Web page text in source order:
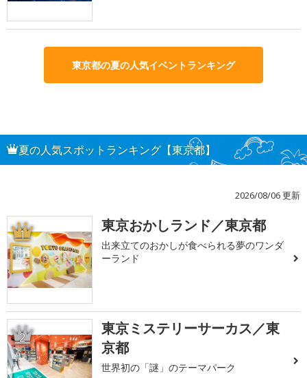
東京都の夏の人気イベントランキング
夏の人気スポットランキング【東京都】
2026/08/06 更新
1 東京おかしランド／東京都
出来立てのおかしが食べられる夢のワンダ
ーランド
2
東京ミステリーサーカス／東
京都
世界初の「謎」のテーマパーク